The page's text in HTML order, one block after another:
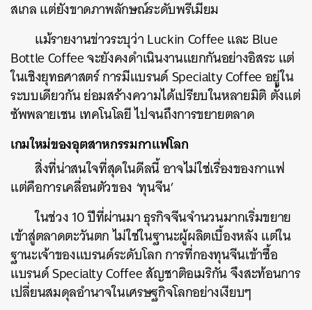
สเกล แต่ยังขาดภาพลักษณ์ระดับพรีเมียม
แม้รายงานข่าวระบุว่า Luckin Coffee และ Blue
Bottle Coffee จะยังคงดำเนินงานแยกกันอย่างอิสระ แต่
ในเชิงยุทธศาสตร์ การมีแบรนด์ Specialty Coffee อยู่ใน
ระบบเดียวกัน ย่อมสร้างความได้เปรียบในหลายมิติ ตั้งแต่
ซัพพลายเชน เทคโนโลยี ไปจนถึงการขยายตลาด
เกมใหม่ของอุตสาหกรรมกาแฟโลก
สิ่งที่น่าสนใจที่สุดในดีลนี้ อาจไม่ใช่เรื่องของกาแฟ
แต่คือการเคลื่อนตัวของ ‘ทุนจีน’
ในช่วง 10 ปีที่ผ่านมา ธุรกิจจีนจำนวนมากเริ่มขยาย
เข้าสู่ตลาดตะวันตก ไม่ใช่ในฐานะผู้ผลิตเบื้องหลัง แต่ใน
ฐานะเจ้าของแบรนด์ระดับโลก การที่กองทุนจีนเข้าซื้อ
แบรนด์ Specialty Coffee สัญชาติอเมริกัน จึงสะท้อนการ
เปลี่ยนสมดุลอำนาจในเศรษฐกิจโลกอย่างเงียบๆ
ค้นหา
SHARE TWEET LINE EMAIL